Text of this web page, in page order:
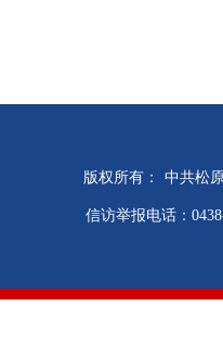
版权所有： 中共松
信访举报电话：